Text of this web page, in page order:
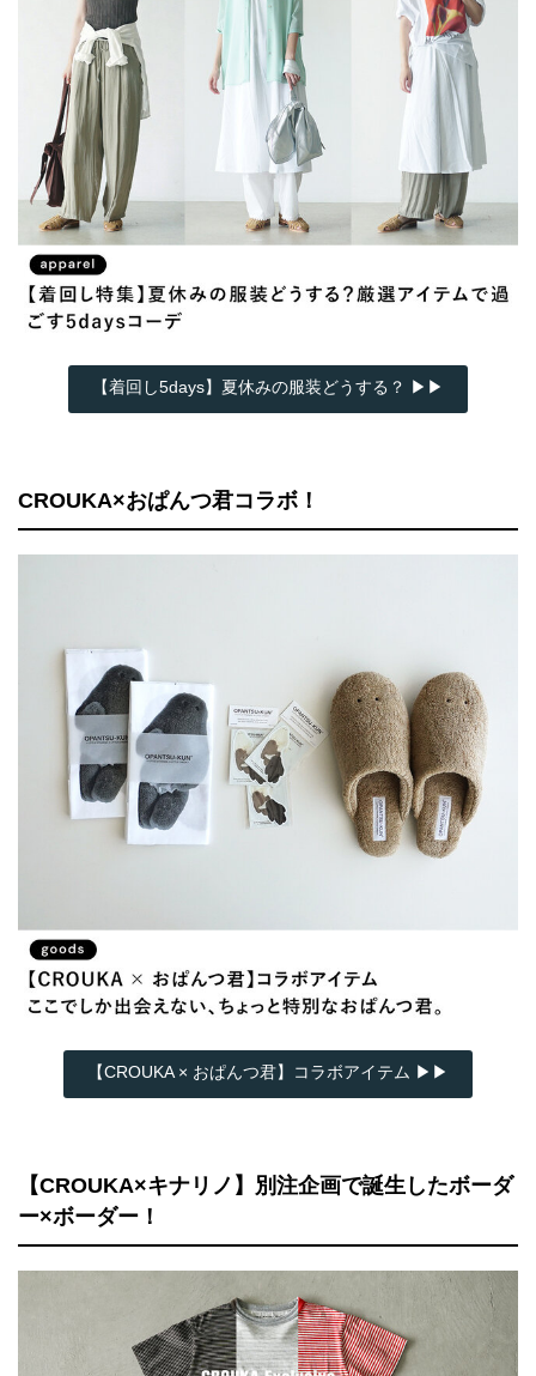
【着回し5days】夏休みの服装どうする？ ▶▶
CROUKA×おぱんつ君コラボ！
【CROUKA × おぱんつ君】コラボアイテム ▶▶
【CROUKA×キナリノ】別注企画で誕生したボーダ
ー×ボーダー！